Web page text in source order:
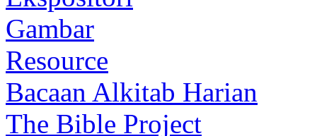
Gambar
Resource
Bacaan Alkitab Harian
The Bible Project